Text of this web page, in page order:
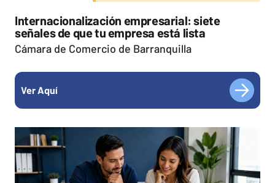
Internacionalización empresarial: siete
señales de que tu empresa está lista
Cámara de Comercio de Barranquilla
Ver Aquí